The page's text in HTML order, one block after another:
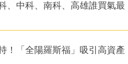
、中科、南科、高雄誰買氣最
！「全陽羅斯福」吸引高資產